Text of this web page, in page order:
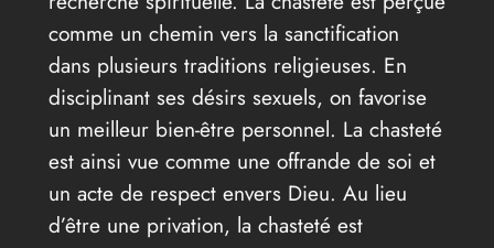
comme un chemin vers la sanctification
dans plusieurs traditions religieuses. En
disciplinant ses désirs sexuels, on favorise
un meilleur bien-être personnel. La chasteté
est ainsi vue comme une offrande de soi et
un acte de respect envers Dieu. Au lieu
d’être une privation, la chasteté est